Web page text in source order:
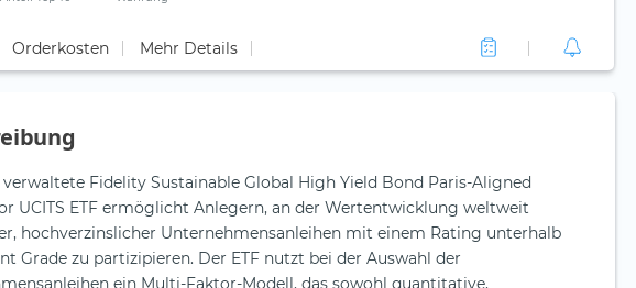
Orderkosten Mehr Details
Fidelity Sustainable Global High Yield Bond Paris-Aligned
UCITS ETF ermöglicht Anlegern, an der Wertentwicklung weltweit
hochverzinslicher Unternehmensanleihen mit einem Rating unterhalb
Grade zu partizipieren. Der ETF nutzt bei der Auswahl der
ein Multi-Faktor-Modell, das sowohl quantitative,